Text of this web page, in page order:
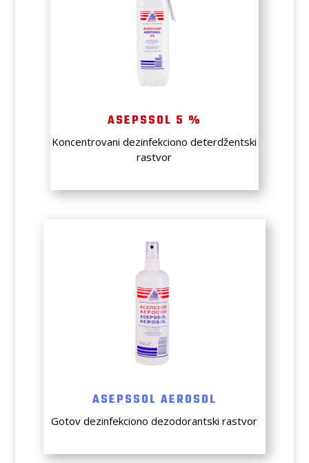
ASEPSSOL 5 %
Koncentrovani dezinfekciono deterdžentski
rastvor
ASEPSSOL AEROSOL
Gotov dezinfekciono dezodorantski rastvor